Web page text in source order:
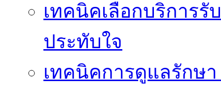
เทคนิคเลือกบริการรั
ประทับใจ
เทคนิคการดูแลรักษา